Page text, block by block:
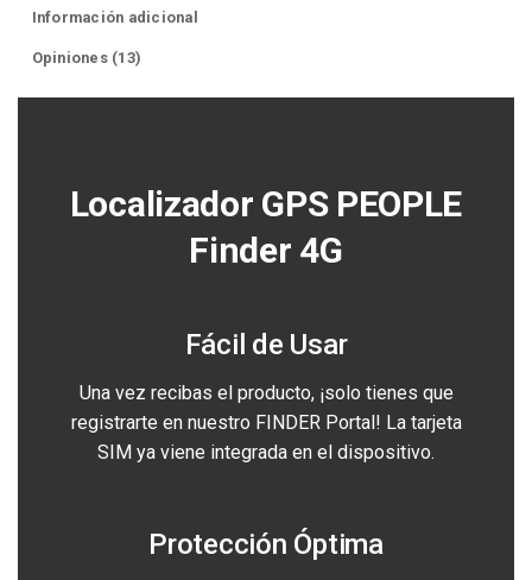
Información adicional
Opiniones (13)
Localizador GPS PEOPLE
Finder 4G
Fácil de Usar
Una vez recibas el producto, ¡solo tienes que
registrarte en nuestro FINDER Portal! La tarjeta
SIM ya viene integrada en el dispositivo.
Protección Óptima